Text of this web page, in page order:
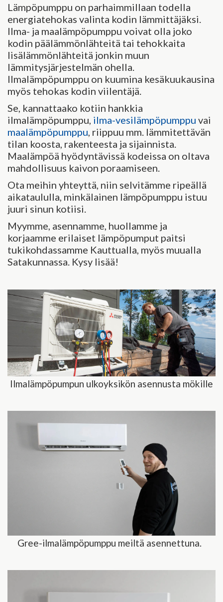
Lämpöpumppu on parhaimmillaan todella
energiatehokas valinta kodin lämmittäjäksi.
Ilma- ja maalämpöpumppu voivat olla joko
kodin päälämmönlähteitä tai tehokkaita
lisälämmönlähteitä jonkin muun
lämmitysjärjestelmän ohella.
Ilmalämpöpumppu on kuumina kesäkuukausina
myös tehokas kodin viilentäjä.
Se, kannattaako kotiin hankkia
ilmalämpöpumppu, ilma-vesilämpöpumppu vai
maalämpöpumppu, riippuu mm. lämmitettävän
tilan koosta, rakenteesta ja sijainnista.
Maalämpöä hyödyntävissä kodeissa on oltava
mahdollisuus kaivon poraamiseen.
Ota meihin yhteyttä, niin selvitämme ripeällä
aikataululla, minkälainen lämpöpumppu istuu
juuri sinun kotiisi.
Myymme, asennamme, huollamme ja
korjaamme erilaiset lämpöpumput paitsi
tukikohdassamme Kauttualla, myös muualla
Satakunnassa. Kysy lisää!
Ilmalämpöpumpun ulkoyksikön asennusta mökille
Gree-ilmalämpöpumppu meiltä asennettuna.